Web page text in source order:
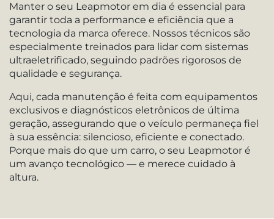
Manter o seu Leapmotor em dia é essencial para
garantir toda a performance e eficiência que a
tecnologia da marca oferece. Nossos técnicos são
especialmente treinados para lidar com sistemas
ultraeletrificado, seguindo padrões rigorosos de
qualidade e segurança.
Aqui, cada manutenção é feita com equipamentos
exclusivos e diagnósticos eletrônicos de última
geração, assegurando que o veículo permaneça fiel
à sua essência: silencioso, eficiente e conectado.
Porque mais do que um carro, o seu Leapmotor é
um avanço tecnológico — e merece cuidado à
altura.